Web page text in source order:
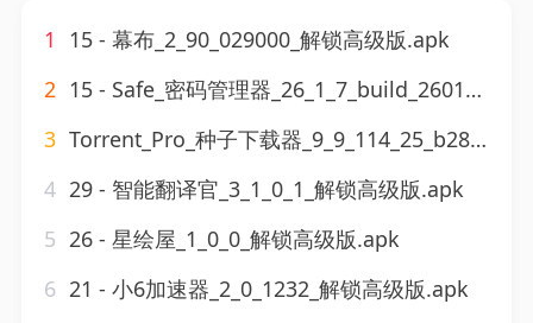
1
15 - 幕布_2_90_029000_解锁高级版.apk
2 15 - Safe_密码管理器_26_1_7_build_260100700解锁高级版.apk
3 Torrent_Pro_种子下载器_9_9_114_25_b286解锁高级版.apk
4 29 - 智能翻译官_3_1_0_1_解锁高级版.apk
5 26 - 星绘屋_1_0_0_解锁高级版.apk
6 21 - 小6加速器_2_0_1232_解锁高级版.apk